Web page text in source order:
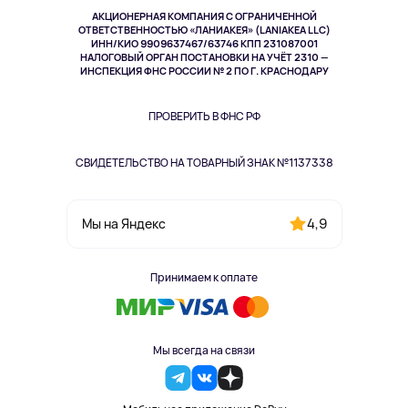
АКЦИОНЕРНАЯ КОМПАНИЯ С ОГРАНИЧЕННОЙ
ОТВЕТСТВЕННОСТЬЮ «ЛАНИАКЕЯ» (LANIAKEA LLC)
ИНН/КИО 9909637467/63746 КПП 231087001
НАЛОГОВЫЙ ОРГАН ПОСТАНОВКИ НА УЧЁТ 2310 —
ИНСПЕКЦИЯ ФНС РОССИИ № 2 ПО Г. КРАСНОДАРУ
ПРОВЕРИТЬ В ФНС РФ
СВИДЕТЕЛЬСТВО НА ТОВАРНЫЙ ЗНАК №1137338
Мы на Яндекс 4,9
Принимаем к оплате
Мы всегда на связи
Здоровье питомцев
Одежда и аксессуары